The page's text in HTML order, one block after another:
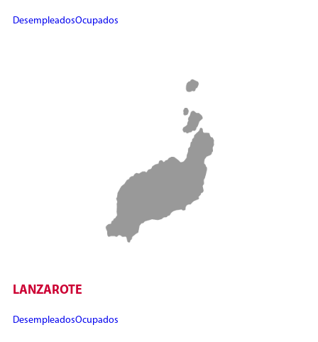
DesempleadosOcupados
LANZAROTE
DesempleadosOcupados